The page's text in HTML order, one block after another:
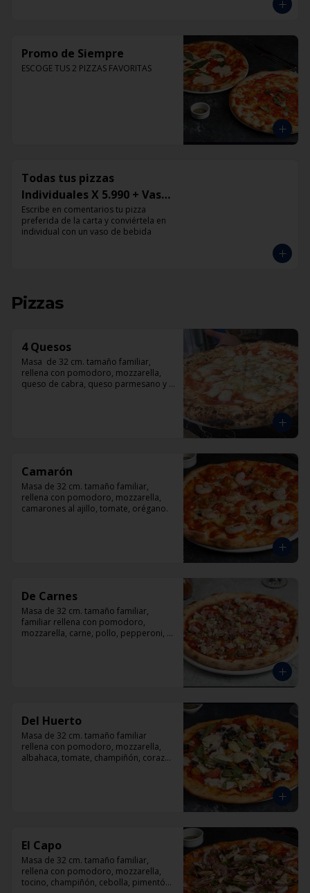
VIERNES: Raviol cabra con tu salsa
favorita
Promo de Siempre
ESCOGE TUS 2 PIZZAS FAVORITAS
Todas tus pizzas
Individuales X 5.990 + Vaso
de Bebida Grande
Escribe en comentarios tu pizza
preferida de la carta y conviértela en
individual con un vaso de bebida
Pizzas
4 Quesos
Masa  de 32 cm. tamaño familiar,
rellena con pomodoro, mozzarella,
queso de cabra, queso parmesano y
Camarón
Masa de 32 cm. tamaño familiar,
rellena con pomodoro, mozzarella,
camarones al ajillo, tomate, orégano.
De Carnes
Masa de 32 cm. tamaño familiar,
familiar rellena con pomodoro,
mozzarella, carne, pollo, pepperoni,
Del Huerto
Masa de 32 cm. tamaño familiar
rellena con pomodoro, mozzarella,
albahaca, tomate, champiñón, corazón
El Capo
Masa de 32 cm. tamaño familiar,
rellena con pomodoro, mozzarella,
tocino, champiñón, cebolla, pimentón,